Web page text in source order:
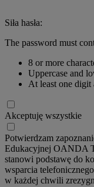
Siła hasła:
The password must
8 or more
Uppercase and
At least one digit
Akceptuję wszystkie
Potwierdzam
Edukacyjnej OANDA
stanowi podstawę do
wsparcia
w każdej chwili